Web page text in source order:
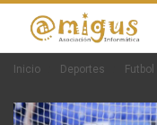
Inicio Deportes Futbol